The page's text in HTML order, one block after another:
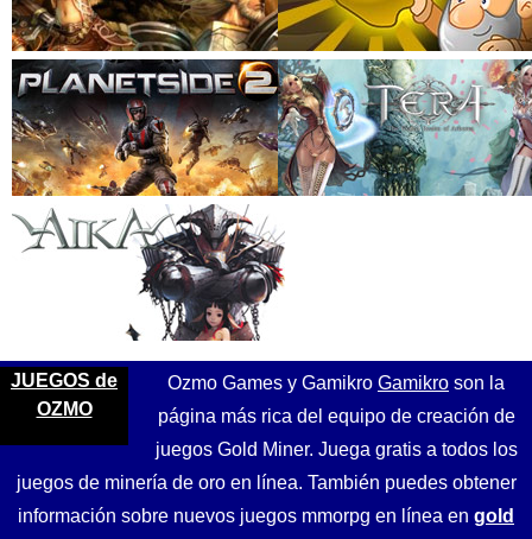
JUEGOS de
OZMO
Ozmo Games y Gamikro Gamikro son la
página más rica del equipo de creación de
juegos Gold Miner. Juega gratis a todos los
juegos de minería de oro en línea. También puedes obtener
información sobre nuevos juegos mmorpg en línea en gold